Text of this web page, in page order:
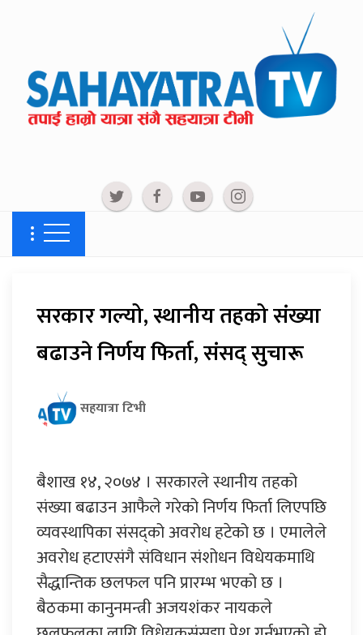
सरकार गल्यो, स्थानीय तहको संख्या
बढाउने निर्णय फिर्ता, संसद् सुचारू
सहयात्रा टिभी
बैशाख १४, २०७४ । सरकारले स्थानीय तहको
संख्या बढाउन आफैले गरेको निर्णय फिर्ता लिएपछि
व्यवस्थापिका संसद्को अवरोध हटेको छ । एमालेले
अवरोध हटाएसंगै संविधान संशोधन विधेयकमाथि
सैद्धान्तिक छलफल पनि प्रारम्भ भएको छ ।
बैठकमा कानुनमन्त्री अजयशंकर नायकले